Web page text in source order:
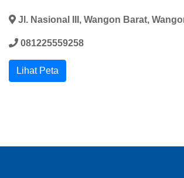
Jl. Nasional III, Wangon Barat,
081225559258
Lihat Peta